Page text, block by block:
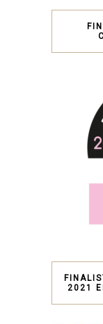
2021